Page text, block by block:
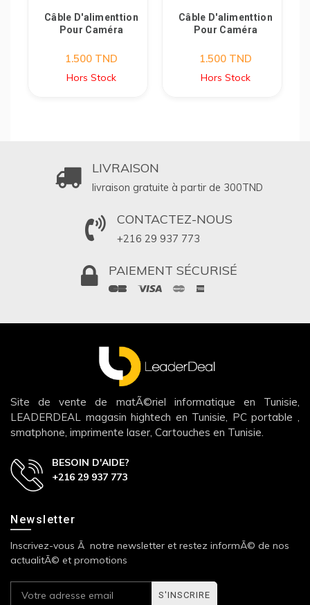
Câble D'alimenttion
Pour Caméra
1.500 TND
Hors Stock
Câble D'alimenttion
Pour Caméra
1.500 TND
Hors Stock
LIVRAISON
livraison gratuite à partir de 300TND
CONTACTEZ-NOUS
+216 29 937 773
PAIEMENT SÉCURISÉ
Site de vente de matÃ©riel informatique en Tunisie,
LEADERDEAL magasin hightech en Tunisie, PC portable ,
smatphone, imprimente laser, Cartouches en Tunisie.
BESOIN D'AIDE?
+216 29 937 773
Newsletter
Inscrivez-vous Ã notre newsletter et restez informÃ© de nos
actualitÃ© et promotions
S'INSCRIRE